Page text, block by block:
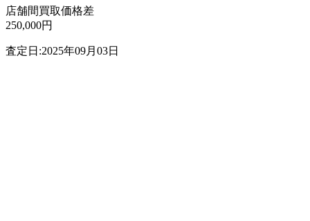
店舗間買取価格差
250,000円
査定日:2025年09月03日